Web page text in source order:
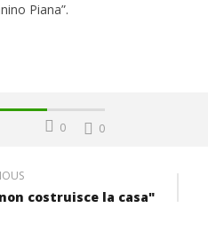
Piana”.
0 0
costruisce la casa"